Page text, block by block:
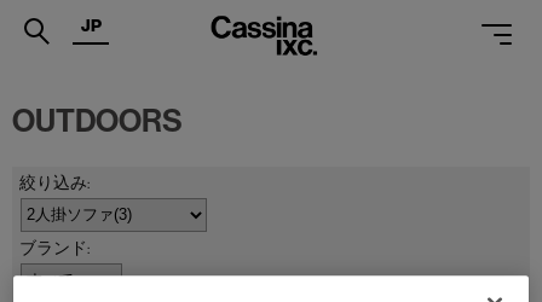
.
SERVICES
PROJECTS
JP
OUTDOORS